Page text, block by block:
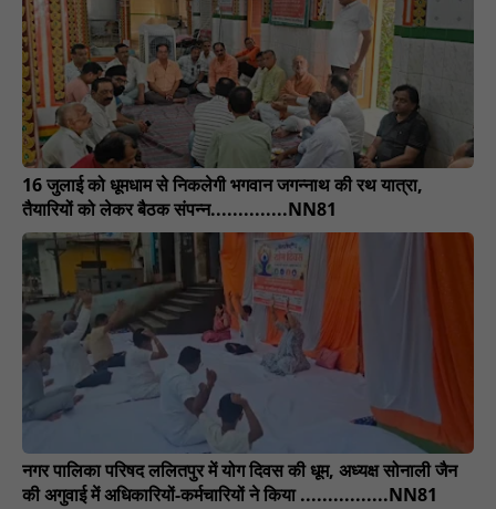
16 जुलाई को धूमधाम से निकलेगी भगवान जगन्नाथ की रथ यात्रा,
तैयारियों को लेकर बैठक संपन्न..............NN81
नगर पालिका परिषद ललितपुर में योग दिवस की धूम, अध्यक्ष सोनाली जैन
की अगुवाई में अधिकारियों-कर्मचारियों ने किया ................NN81